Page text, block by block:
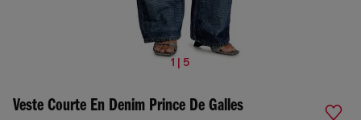
1 | 5
Veste Courte En Denim Prince De Galles